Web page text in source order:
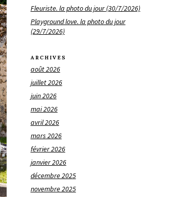
Fleuriste. la photo du jour (30/7/2026)
Playground love. la photo du jour
(29/7/2026)
ARCHIVES
août 2026
juillet 2026
juin 2026
mai 2026
avril 2026
mars 2026
février 2026
janvier 2026
décembre 2025
novembre 2025